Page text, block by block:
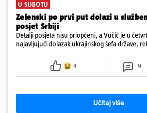
U SUBOTU
Zelenski po prvi put dolazi u
posjet Srbiji
Detalji posjeta nisu priopćeni, a Vučić je u
najavljujući dolazak ukrajinskog šefa države,
europski put Ukrajine i Srbije
4 9
Učitaj više